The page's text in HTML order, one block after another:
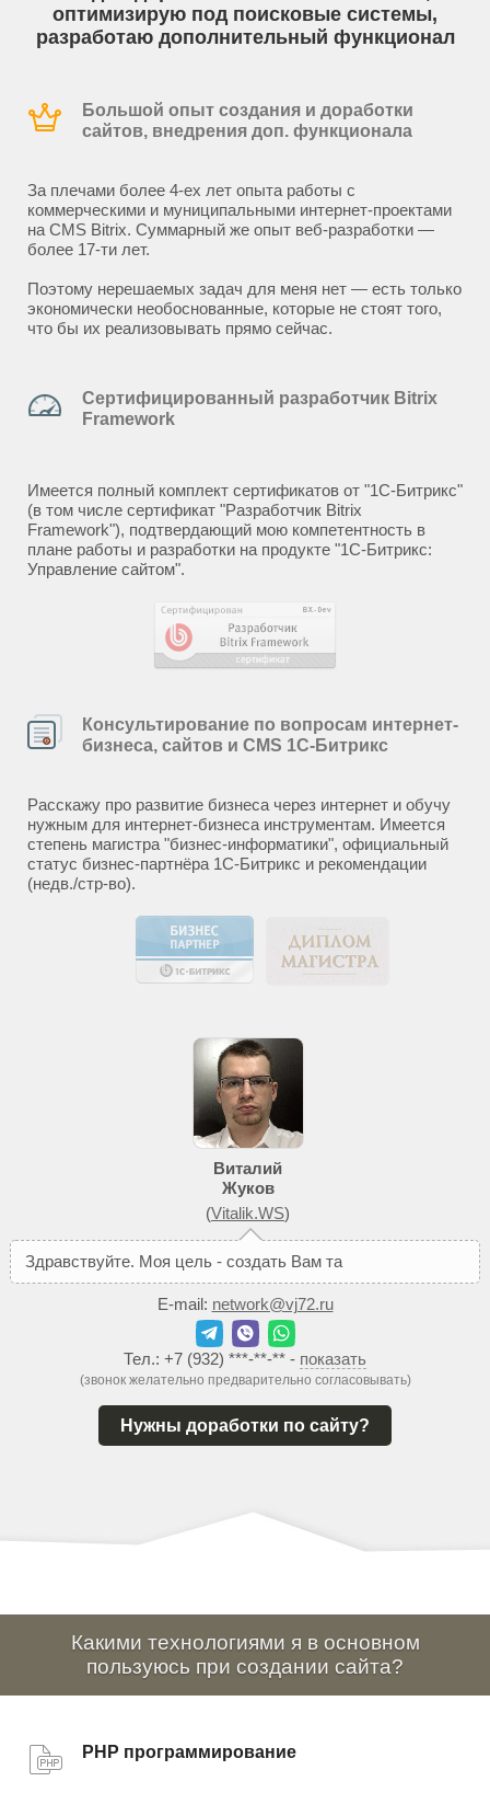
оптимизирую под поисковые системы,
разработаю дополнительный функционал
Большой опыт создания и доработки
сайтов, внедрения доп. функционала
За плечами более 4-ех лет опыта работы с
коммерческими и муниципальными интернет-проектами
на CMS Bitrix. Суммарный же опыт веб-разработки —
более 17-ти лет.
Поэтому нерешаемых задач для меня нет — есть только
экономически необоснованные, которые не стоят того,
что бы их реализовывать прямо сейчас.
Сертифицированный разработчик Bitrix
Framework
Имеется полный комплект сертификатов от "1С-Битрикс"
(в том числе сертификат "Разработчик Bitrix
Framework"), подтвердающий мою компетентность в
плане работы и разработки на продукте "1С-Битрикс:
Управление сайтом".
Консультирование по вопросам интернет-
бизнеса, сайтов и CMS 1С-Битрикс
Расскажу про развитие бизнеса через интернет и обучу
нужным для интернет-бизнеса инструментам. Имеется
степень магистра "бизнес-информатики", официальный
статус бизнес-партнёра 1С-Битрикс и рекомендации
(недв./стр-во).
Виталий
Жуков
(Vitalik.WS)
Здравствуйте. Моя цель - создать Вам так
E-mail: network@vj72.ru
Тел.: +7 (932) ***-**-** - показать
(звонок желательно предварительно согласовывать)
Нужны доработки по сайту?
Какими технологиями я в основном
пользуюсь при создании сайта?
PHP программирование